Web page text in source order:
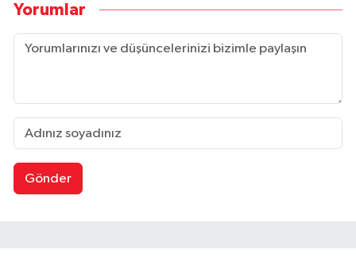
Yorumlar
Gönder